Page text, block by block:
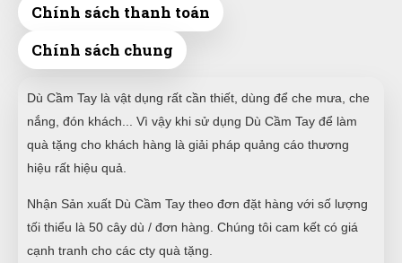
Chính sách thanh toán
Chính sách chung
Dù Cầm Tay là vật dụng rất cần thiết, dùng để che mưa, che
nắng, đón khách... Vì vậy khi sử dụng Dù Cầm Tay để làm
quà tặng cho khách hàng là giải pháp quảng cáo thương
hiệu rất hiệu quả.
Nhận Sản xuất Dù Cầm Tay theo đơn đặt hàng với số lượng
tối thiểu là 50 cây dù / đơn hàng. Chúng tôi cam kết có giá
cạnh tranh cho các cty quà tặng.